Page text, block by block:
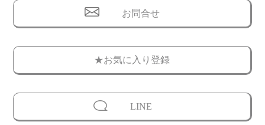
お問合せ
★お気に入り登録
LINE